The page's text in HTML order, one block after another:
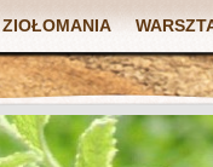
ZIOŁOMANIA